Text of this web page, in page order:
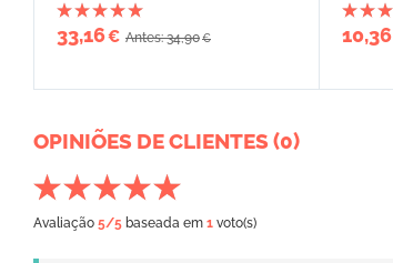
33,16€ Antes: 34,90€ 10,36
OPINIÕES DE CLIENTES (0)
Avaliação 5/5 baseada em 1 voto(s)